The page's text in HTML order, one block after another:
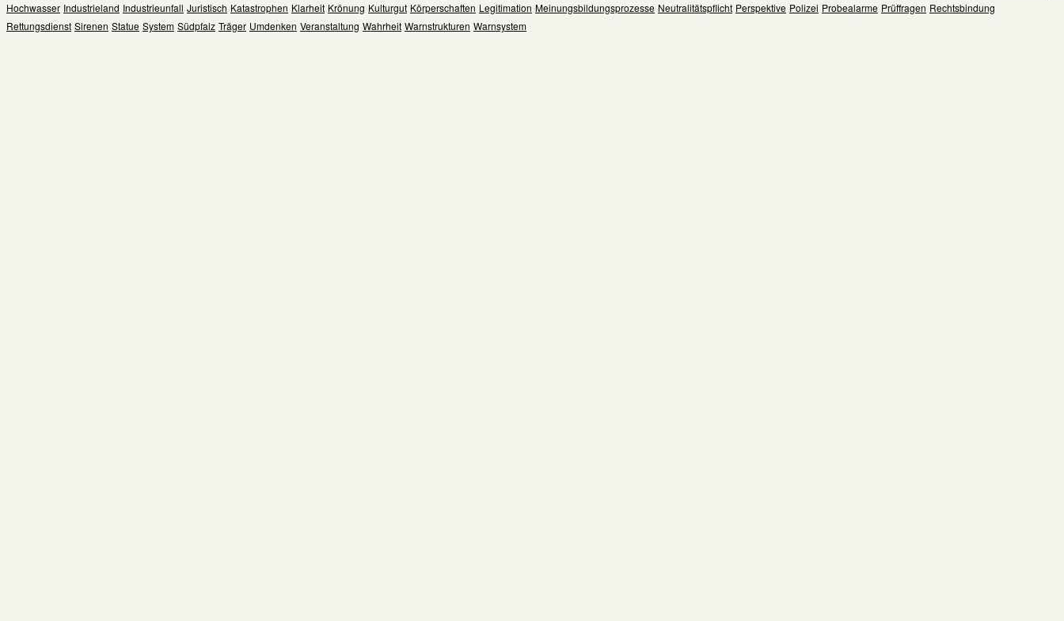
Hochwasser Industrieland Industrieunfall Juristisch Katastrophen Klarheit Krönung Kulturgut Körperschaften Legitimation Meinungsbildungsprozesse Neutralitätspflicht Perspektive Polizei Probealarme Prüffragen Rechtsbindung
Rettungsdienst Sirenen Statue System Südpfalz Träger Umdenken Veranstaltung Wahrheit Warnstrukturen Warnsystem